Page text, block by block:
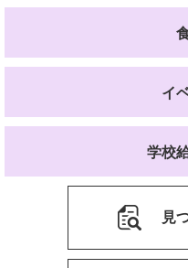
イ
学校
見